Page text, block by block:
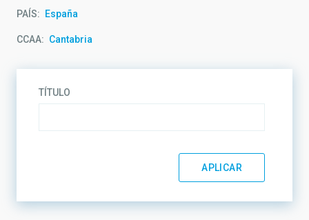
PAÍS España
CCAA Cantabria
TÍTULO